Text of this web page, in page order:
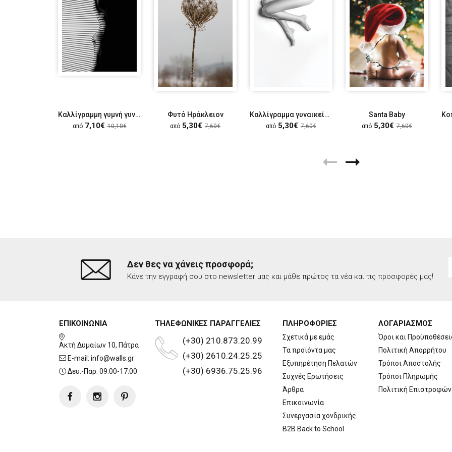
Καλλίγραμμη γυμνή γυναίκα
από 7,10€ 10,10€
Φυτό Ηράκλειον
από 5,30€ 7,60€
Καλλίγραμμα γυναικεία πόδια
από 5,30€ 7,60€
Santa Baby
από 5,30€ 7,60€
Δεν θες να χάνεις προσφορά;
Κάνε την εγγραφή σου στο newsletter μας και μάθε πρώτος τα νέα και τις προσφορές μας!
ΕΠΙΚΟΙΝΩΝΙΑ
Ακτή Δυμαίων 10, Πάτρα
E-mail: info@walls.gr
Δευ.-Παρ. 09:00-17:00
ΤΗΛΕΦΩΝΙΚΕΣ ΠΑΡΑΓΓΕΛΙΕΣ
(+30) 210.873.20.99
(+30) 2610.24.25.25
(+30) 6936.75.25.96
ΠΛΗΡΟΦΟΡΙΕΣ
Σχετικά με εμάς
Τα προϊόντα μας
Εξυπηρέτηση Πελατών
Συχνές Ερωτήσεις
Άρθρα
Επικοινωνία
Συνεργασία χονδρικής
B2B Back to School
ΛΟΓΑΡΙΑΣΜΟΣ
Όροι και
Πολιτική Απορρήτου
Τρόποι Αποστολής
Τρόποι Πληρωμής
Πολιτική Επιστροφών